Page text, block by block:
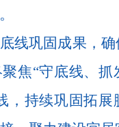
底线巩固成果，
焦“守底线、抓
，持续巩固拓展